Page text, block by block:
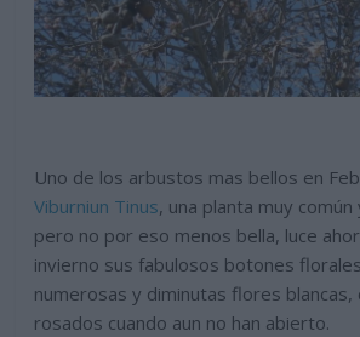
Uno de los arbustos mas bellos en
Viburniun Tinus, una planta muy
pero no por eso menos bella, luce
invierno sus fabulosos botones
numerosas y diminutas flores blancas,
rosados cuando aun no han abierto.